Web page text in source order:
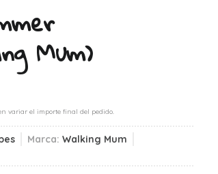
Mum)
variar el importe final del pedido.
Marca: Walking Mum